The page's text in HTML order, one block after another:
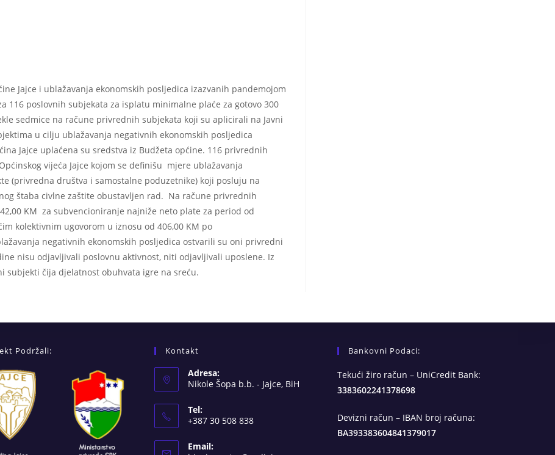
Jajce i ublažavanja ekonomskih posljedica izazvanih pandemojom
116 poslovnih subjekata za isplatu minimalne plaće za gotovo 300
sedmice na račune privrednih subjekata koji su aplicirali na Javni
u cilju ublažavanja negativnih ekonomskih posljedica
Jajce uplaćena su sredstva iz Budžeta općine. 116 privrednih
vijeća Jajce kojom se definišu mjere ublažavanja
(privredna društva i samostalne poduzetnike) koji posluju na
štaba civlne zaštite obustavljen rad. Na račune privrednih
KM za subvencioniranje najniže neto plate za period od
kolektivnim ugovorom u iznosu od 406,00 KM po
negativnih ekonomskih posljedica ostvarili su oni privredni
nisu odjavljivali poslovnu aktivnost, niti odjavljivali uposlene. Iz
subjekti čija djelatnost obuhvata igre na sreću.
Podržali: Kontakt
Adresa:
Nikole Šopa b.b. - Jajce, BiH
Tel:
+387 30 508 838
Email:
Bankovni Podaci:
Tekući žiro račun – UniCredit Bank:
3383602241378698
Devizni račun – IBAN broj računa:
BA393383604841379017